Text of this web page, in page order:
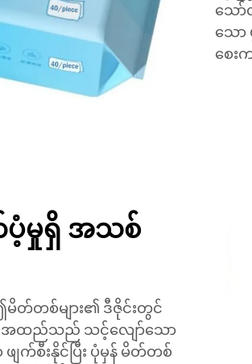
သေ
သော
စေး
ပံ့မှုရှိ အသစ်
တစ်များ၏ ဒီဇိုင်းတွင်
အထည်သည် သင့်လျော်သော
ျက်စီးနိုင်ပြီး ပုံမှန် မိတ်တစ်